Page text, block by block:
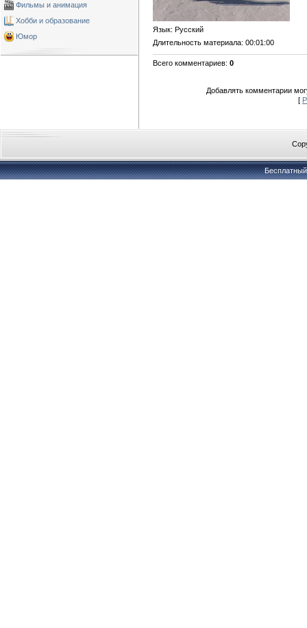
Фильмы и анимация
Хобби и образование
Юмор
Язык: Русский
Длительность материала: 00:01:00
Всего комментариев: 0
Добавлять комментарии
[